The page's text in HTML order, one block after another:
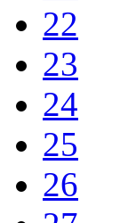
22
23
24
25
26